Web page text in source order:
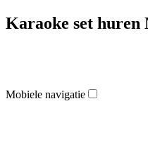
Karaoke set huren
Mobiele navigatie